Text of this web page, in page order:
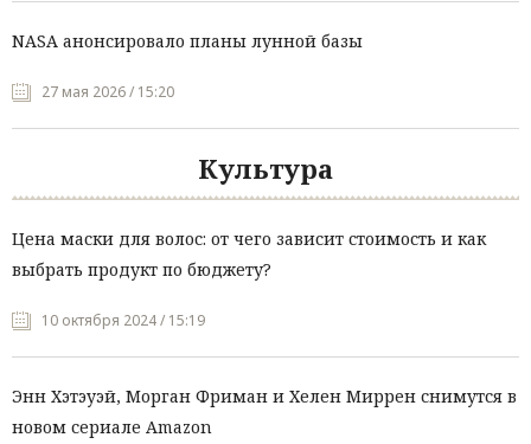
NASA анонсировало планы лунной базы
27 мая 2026 / 15:20
Культура
Цена маски для волос: от чего зависит стоимость и как
выбрать продукт по бюджету?
10 октября 2024 / 15:19
Энн Хэтэуэй, Морган Фриман и Хелен Миррен снимутся в
новом сериале Amazon